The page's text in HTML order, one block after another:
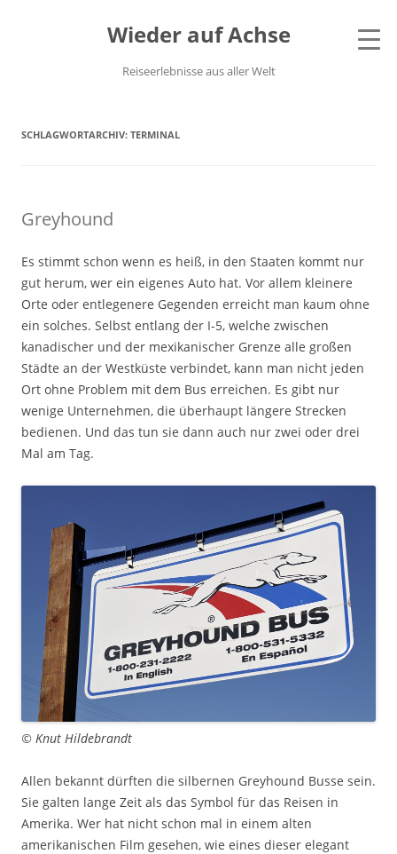
Wieder auf Achse
Reiseerlebnisse aus aller Welt
SCHLAGWORTARCHIV: TERMINAL
Greyhound
Es stimmt schon wenn es heiß, in den Staaten kommt nur
gut herum, wer ein eigenes Auto hat. Vor allem kleinere
Orte oder entlegenere Gegenden erreicht man kaum ohne
ein solches. Selbst entlang der I-5, welche zwischen
kanadischer und der mexikanischer Grenze alle großen
Städte an der Westküste verbindet, kann man nicht jeden
Ort ohne Problem mit dem Bus erreichen. Es gibt nur
wenige Unternehmen, die überhaupt längere Strecken
bedienen. Und das tun sie dann auch nur zwei oder drei
Mal am Tag.
© Knut Hildebrandt
Allen bekannt dürften die silbernen Greyhound Busse sein.
Sie galten lange Zeit als das Symbol für das Reisen in
Amerika. Wer hat nicht schon mal in einem alten
amerikanischen Film gesehen, wie eines dieser elegant